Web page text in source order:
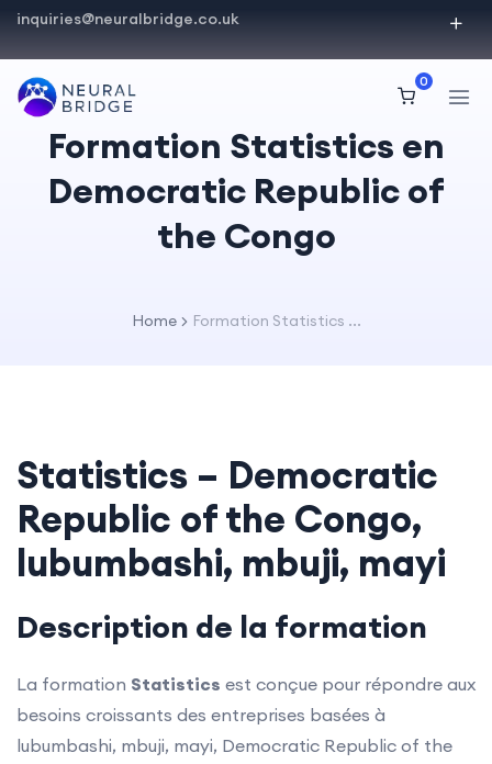
inquiries@neuralbridge.co.uk
0
Formation Statistics en
Democratic Republic of
the Congo
Home Formation Statistics ...
Statistics – Democratic
Republic of the Congo,
lubumbashi, mbuji, mayi
Description de la formation
La formation Statistics est conçue pour répondre aux
besoins croissants des entreprises basées à
lubumbashi, mbuji, mayi, Democratic Republic of the